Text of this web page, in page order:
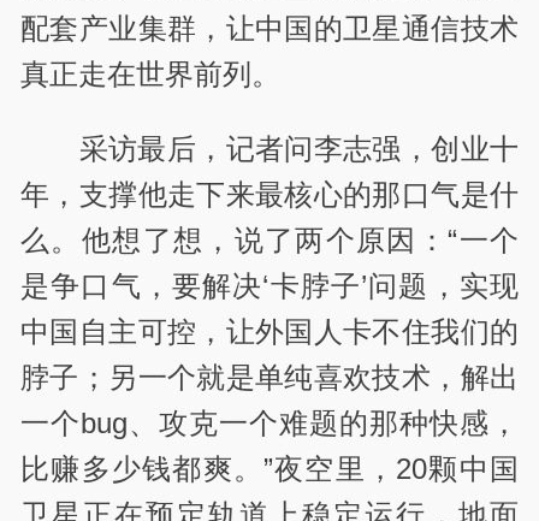
配套产业集群，让中国的卫星通信技术
真正走在世界前列。
采访最后，记者问李志强，创业十
年，支撑他走下来最核心的那口气是什
么。他想了想，说了两个原因：“一个
是争口气，要解决‘卡脖子’问题，实现
中国自主可控，让外国人卡不住我们的
脖子；另一个就是单纯喜欢技术，解出
一个bug、攻克一个难题的那种快感，
比赚多少钱都爽。”夜空里，20颗中国
卫星正在预定轨道上稳定运行，地面